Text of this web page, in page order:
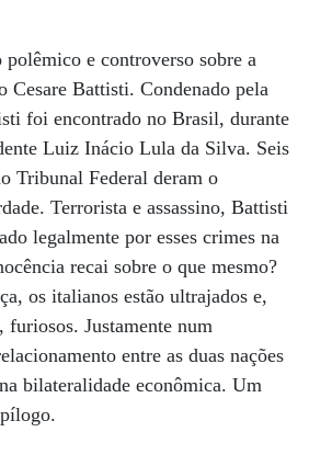
e controverso sobre a
Cesare Battisti. Condenado pela
foi encontrado no Brasil, durante
Luiz Inácio Lula da Silva. Seis
Tribunal Federal deram o
Terrorista e assassino, Battisti
legalmente por esses crimes na
recai sobre o que mesmo?
os italianos estão ultrajados e,
furiosos. Justamente num
entre as duas nações
bilateralidade econômica. Um